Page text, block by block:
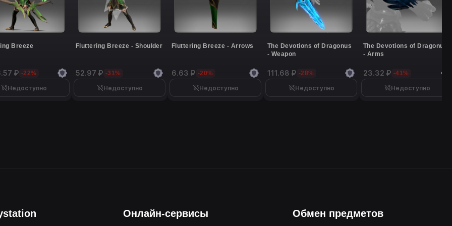
Breeze
₽ -22%
Недоступно
Fluttering Breeze - Shoulder
52.97 ₽ -31%
Недоступно
Fluttering Breeze - Arrows
6.63 ₽ -20%
Недоступно
The Devotions of Dragonus
- Weapon
111.68 ₽ -28%
Недоступно
The Devotions of Dragonus
- Arms
23.32 ₽ -41%
Недоступно
Онлайн-сервисы Обмен предметов